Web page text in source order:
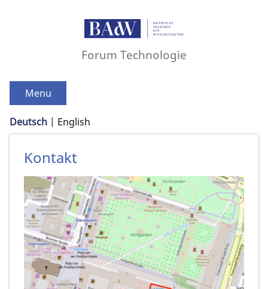
Forum Technologie
Menu
Deutsch English
Kontakt